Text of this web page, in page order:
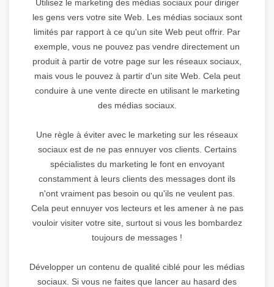
Utilisez le marketing des médias sociaux pour diriger
les gens vers votre site Web. Les médias sociaux sont
limités par rapport à ce qu'un site Web peut offrir. Par
exemple, vous ne pouvez pas vendre directement un
produit à partir de votre page sur les réseaux sociaux,
mais vous le pouvez à partir d'un site Web. Cela peut
conduire à une vente directe en utilisant le marketing
des médias sociaux.
Une règle à éviter avec le marketing sur les réseaux
sociaux est de ne pas ennuyer vos clients. Certains
spécialistes du marketing le font en envoyant
constamment à leurs clients des messages dont ils
n'ont vraiment pas besoin ou qu'ils ne veulent pas.
Cela peut ennuyer vos lecteurs et les amener à ne pas
vouloir visiter votre site, surtout si vous les bombardez
toujours de messages !
Développer un contenu de qualité ciblé pour les médias
sociaux. Si vous ne faites que lancer au hasard des